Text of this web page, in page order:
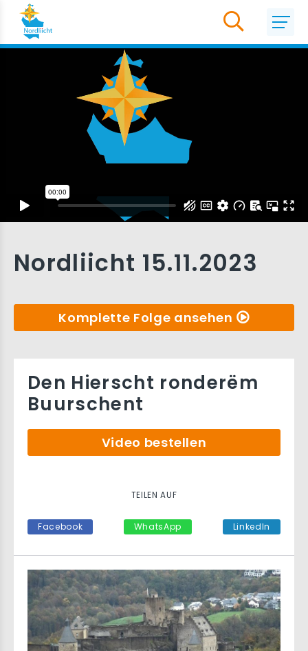
Nordliicht 15.11.2023
Komplette Folge ansehen
Den Hierscht ronderëm
Buurschent
Video bestellen
TEILEN AUF
Facebook WhatsApp LinkedIn